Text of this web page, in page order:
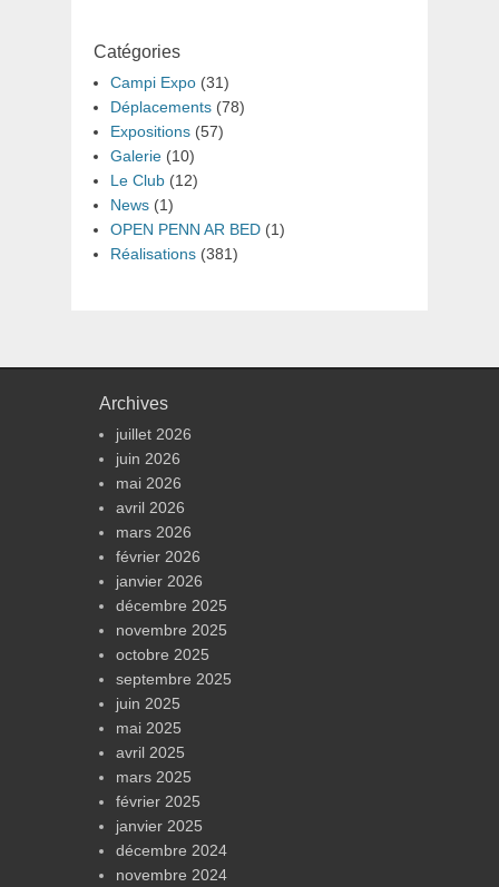
Catégories
Campi Expo (31)
Déplacements (78)
Expositions (57)
Galerie (10)
Le Club (12)
News (1)
OPEN PENN AR BED (1)
Réalisations (381)
Archives
juillet 2026
juin 2026
mai 2026
avril 2026
mars 2026
février 2026
janvier 2026
décembre 2025
novembre 2025
octobre 2025
septembre 2025
juin 2025
mai 2025
avril 2025
mars 2025
février 2025
janvier 2025
décembre 2024
novembre 2024